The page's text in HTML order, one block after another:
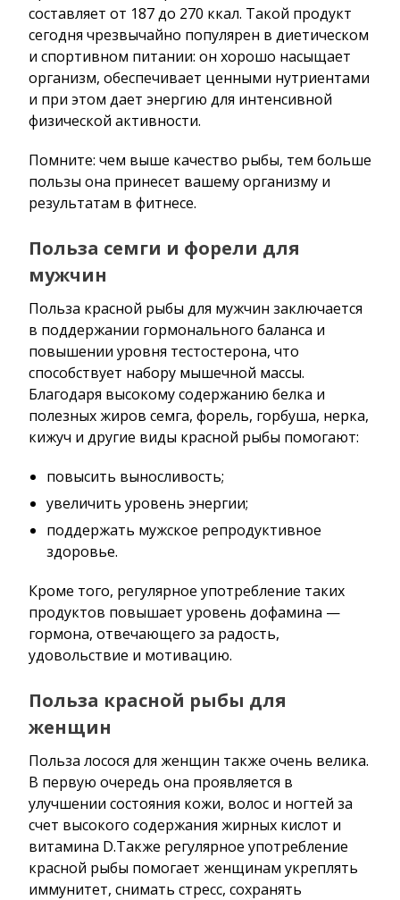
составляет от 187 до 270 ккал. Такой продукт
сегодня чрезвычайно популярен в диетическом
и спортивном питании: он хорошо насыщает
организм, обеспечивает ценными нутриентами
и при этом дает энергию для интенсивной
физической активности.
Помните: чем выше качество рыбы, тем больше
пользы она принесет вашему организму и
результатам в фитнесе.
Польза семги и форели для
мужчин
Польза красной рыбы для мужчин заключается
в поддержании гормонального баланса и
повышении уровня тестостерона, что
способствует набору мышечной массы.
Благодаря высокому содержанию белка и
полезных жиров семга, форель, горбуша, нерка,
кижуч и другие виды красной рыбы помогают:
повысить выносливость;
увеличить уровень энергии;
поддержать мужское репродуктивное
здоровье.
Кроме того, регулярное употребление таких
продуктов повышает уровень дофамина —
гормона, отвечающего за радость,
удовольствие и мотивацию.
Польза красной рыбы для
женщин
Польза лосося для женщин также очень велика.
В первую очередь она проявляется в
улучшении состояния кожи, волос и ногтей за
счет высокого содержания жирных кислот и
витамина D.Также регулярное употребление
красной рыбы помогает женщинам укреплять
иммунитет, снимать стресс, сохранять